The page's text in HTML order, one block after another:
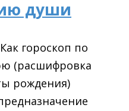
души
гороскоп по
(расшифровка
рождения)